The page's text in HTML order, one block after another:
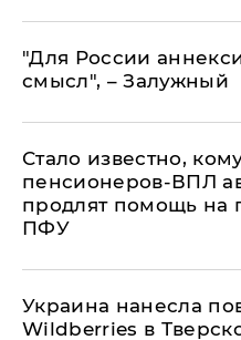
"Для России
смысл", – Залужный
Стало известно,
пенсионеров-ВПЛ
продлят помощь на
ПФУ
Украина нанесла
Wildberries в